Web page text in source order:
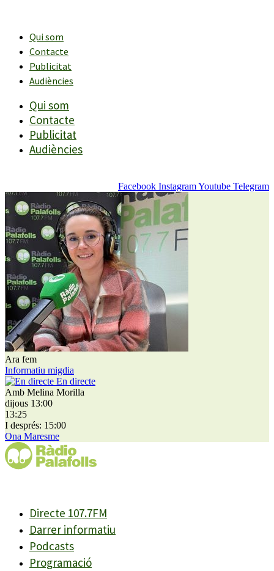
contingutQui som
Contacte
Publicitat
Audiències
Qui som
Contacte
Publicitat
Audiències
Facebook InstagramYoutube Telegram
Ara fem
Informatiu migdia
En directe
Amb Melina Morilla
dijous 13:00
13:25
I després: 15:00
Ona Maresme
Directe 107.7FM
Darrer informatiu
Podcasts
Programació